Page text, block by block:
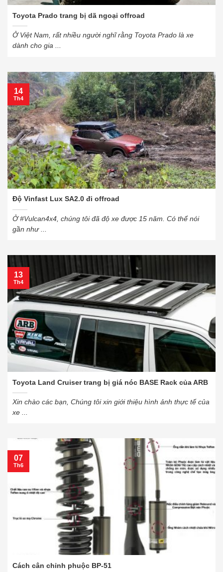
Toyota Prado trang bị dã ngoại offroad
Ở Việt Nam, rất nhiều người nghĩ rằng Toyota Prado là xe
dành cho gia ...
Độ Vinfast Lux SA2.0 đi offroad
Ở #Vulcan4x4, chúng tôi đã độ xe được 15 năm. Có thể nói
gần như ...
14
Th4
Toyota Land Cruiser trang bị giá nóc BASE Rack của ARB
Xin chào các bạn, Chúng tôi xin giới thiệu hình ảnh thực tế của
xe ...
13
Th4
Cách cân chỉnh phuộc BP-51
07
Th6